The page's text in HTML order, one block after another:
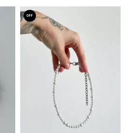
através
R$249,90
OFF